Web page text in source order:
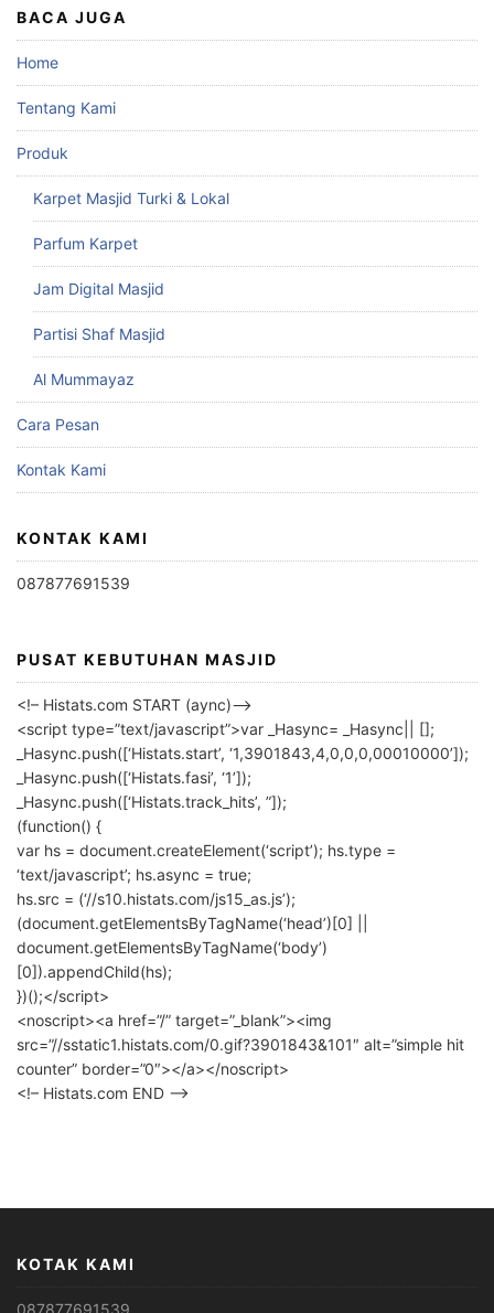
BACA JUGA
Home
Tentang Kami
Produk
Karpet Masjid Turki & Lokal
Parfum Karpet
Jam Digital Masjid
Partisi Shaf Masjid
Al Mummayaz
Cara Pesan
Kontak Kami
KONTAK KAMI
087877691539
PUSAT KEBUTUHAN MASJID
<!– Histats.com START (aync)–>
<script type=”text/javascript”>var _Hasync= _Hasync|| [];
_Hasync.push([‘Histats.start’, ‘1,3901843,4,0,0,0,00010000’]);
_Hasync.push([‘Histats.fasi’, ‘1’]);
_Hasync.push([‘Histats.track_hits’, ”]);
(function() {
var hs = document.createElement(‘script’); hs.type =
‘text/javascript’; hs.async = true;
hs.src = (‘//s10.histats.com/js15_as.js’);
(document.getElementsByTagName(‘head’)[0] ||
document.getElementsByTagName(‘body’)
[0]).appendChild(hs);
})();</script>
<noscript><a href=”/” target=”_blank”><img
src=”//sstatic1.histats.com/0.gif?3901843&101″ alt=”simple hit
counter” border=”0″></a></noscript>
<!– Histats.com END –>
KOTAK KAMI
087877691539